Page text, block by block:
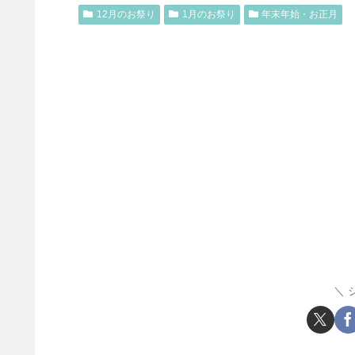
12月のお祭り 1月のお祭り 年末年始・お正月